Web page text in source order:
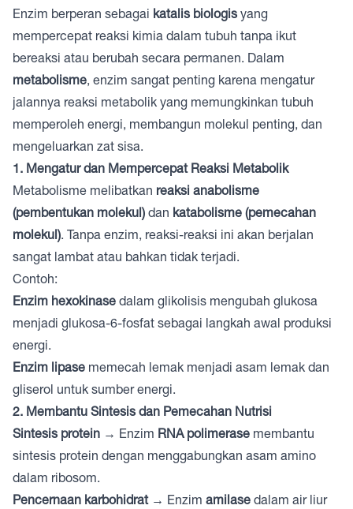
Enzim berperan sebagai katalis biologis yang
mempercepat reaksi kimia dalam tubuh tanpa ikut
bereaksi atau berubah secara permanen. Dalam
metabolisme, enzim sangat penting karena mengatur
jalannya reaksi metabolik yang memungkinkan tubuh
memperoleh energi, membangun molekul penting, dan
mengeluarkan zat sisa.
1. Mengatur dan Mempercepat Reaksi Metabolik
Metabolisme melibatkan reaksi anabolisme
(pembentukan molekul) dan katabolisme (pemecahan
molekul). Tanpa enzim, reaksi-reaksi ini akan berjalan
sangat lambat atau bahkan tidak terjadi.
Contoh:
Enzim hexokinase dalam glikolisis mengubah glukosa
menjadi glukosa-6-fosfat sebagai langkah awal produksi
energi.
Enzim lipase memecah lemak menjadi asam lemak dan
gliserol untuk sumber energi.
2. Membantu Sintesis dan Pemecahan Nutrisi
Sintesis protein → Enzim RNA polimerase membantu
sintesis protein dengan menggabungkan asam amino
dalam ribosom.
Pencernaan karbohidrat→ Enzim amilase dalam air liur